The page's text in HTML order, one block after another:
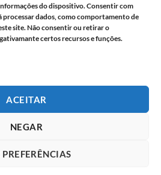
do dispositivo. Consentir com
processar dados, como comportamento de
site. Não consentir ou retirar o
certos recursos e funções.
ACEITAR
NEGAR
PREFERÊNCIAS
vinil
de viaturas